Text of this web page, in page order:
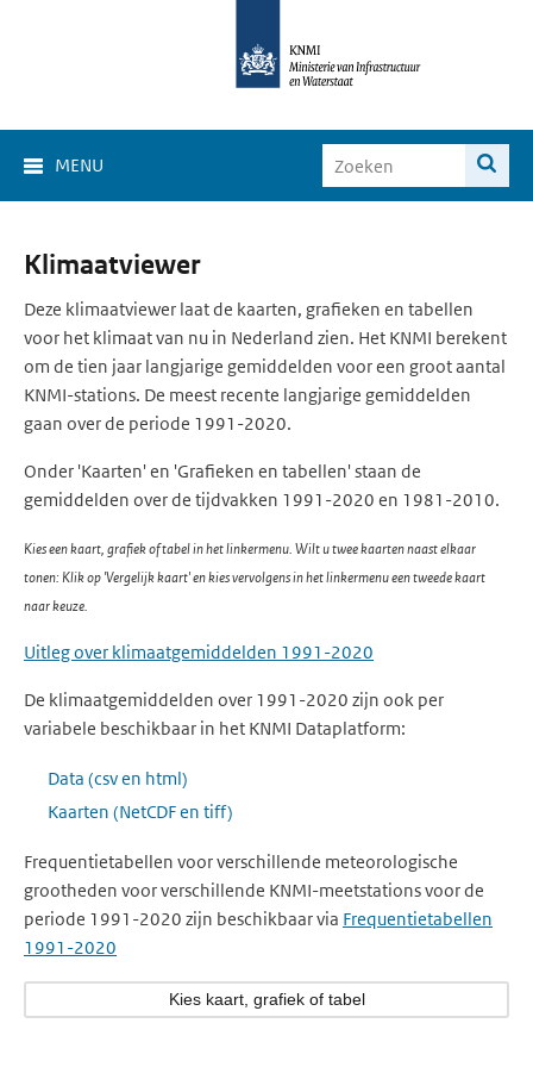
MENU
Klimaat
Viewer
Klimaatviewer
Deze klimaatviewer laat de kaarten, grafieken en tabellen
voor het klimaat van nu in Nederland zien. Het KNMI berekent
om de tien jaar langjarige gemiddelden voor een groot aantal
KNMI-stations. De meest recente langjarige gemiddelden
gaan over de periode 1991-2020.
Onder 'Kaarten' en 'Grafieken en tabellen' staan de
gemiddelden over de tijdvakken 1991-2020 en 1981-2010.
Kies een kaart, grafiek of tabel in het linkermenu. Wilt u twee kaarten naast elkaar
tonen: Klik op 'Vergelijk kaart' en kies vervolgens in het linkermenu een tweede kaart
naar keuze.
Uitleg over klimaatgemiddelden 1991-2020
De klimaatgemiddelden over 1991-2020 zijn ook per
variabele beschikbaar in het KNMI Dataplatform:
Data (csv en html)
Kaarten (NetCDF en tiff)
Frequentietabellen voor verschillende meteorologische
grootheden voor verschillende KNMI-meetstations voor de
periode 1991-2020 zijn beschikbaar via Frequentietabellen
1991-2020
Kies kaart, grafiek of tabel